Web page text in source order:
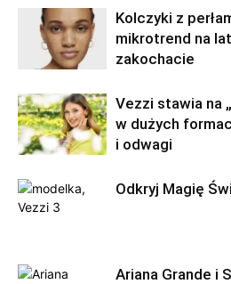
Kolczyki z
mikrotrend na
zakochacie
Vezzi stawia na
w dużych
i odwagi
Odkryj Magię
Ariana Grande i